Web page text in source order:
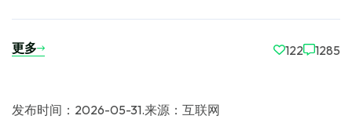
更多 122 1285
发布时间：2026-05-31.来源：互联网